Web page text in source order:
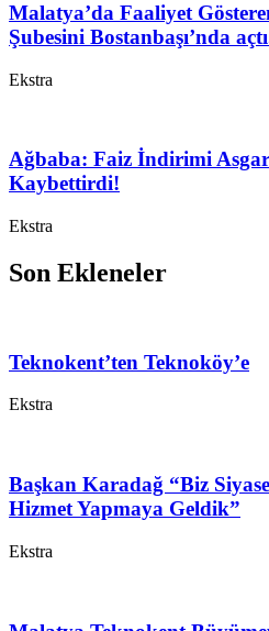
Malatya’da Faaliyet
Şubesini Bostanbaşı’nda
Ekstra
Ağbaba: Faiz İndirimi
Kaybettirdi!
Ekstra
Son Ekleneler
Teknokent’ten Teknoköy’e
Ekstra
Başkan Karadağ “Biz
Hizmet Yapmaya Geldik”
Ekstra